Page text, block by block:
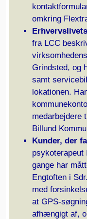
omkring
fra LCC
Grindsted, og
samt
lokationen.
medarbejdere
Billund
Kunder, der
gange har
Engtoften i
med
at GPS-
afhængigt af,